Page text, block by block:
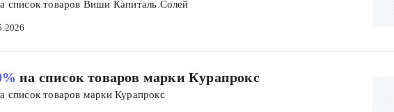
список товаров Виши Капиталь Солей
на список товаров марки Курапрокс
список товаров марки Курапрокс